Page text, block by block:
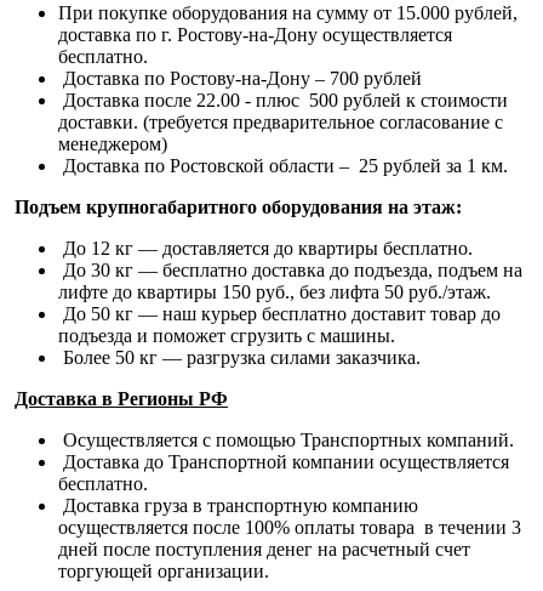
При покупке оборудования на сумму от 15.000 рублей,
доставка по г. Ростову-на-Дону осуществляется
бесплатно.
Доставка по Ростову-на-Дону – 700 рублей
Доставка после 22.00 - плюс 500 рублей к стоимости
доставки. (требуется предварительное согласование с
менеджером)
Доставка по Ростовской области – 25 рублей за 1 км.
Подъем крупногабаритного оборудования на этаж:
До 12 кг — доставляется до квартиры бесплатно.
До 30 кг — бесплатно доставка до подъезда, подъем на
лифте до квартиры 150 руб., без лифта 50 руб./этаж.
До 50 кг — наш курьер бесплатно доставит товар до
подъезда и поможет сгрузить с машины.
Более 50 кг — разгрузка силами заказчика.
Доставка в Регионы РФ
Осуществляется с помощью Транспортных компаний.
Доставка до Транспортной компании осуществляется
бесплатно.
Доставка груза в транспортную компанию
осуществляется после 100% оплаты товара в течении 3
дней после поступления денег на расчетный счет
торгующей организации.